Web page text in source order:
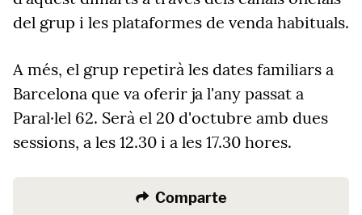
del grup i les plataformes de venda habituals.
A més, el grup repetirà les dates familiars a
Barcelona que va oferir ja l'any passat a
Paral·lel 62. Serà el 20 d'octubre amb dues
sessions, a les 12.30 i a les 17.30 hores.
Comparte